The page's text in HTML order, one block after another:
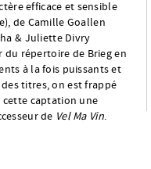
efficace et sensible
de Camille Goallen
& Juliette Divry
du répertoire de Brieg en
à la fois puissants et
titres, on est frappé
captation une
de Vel Ma Vin.